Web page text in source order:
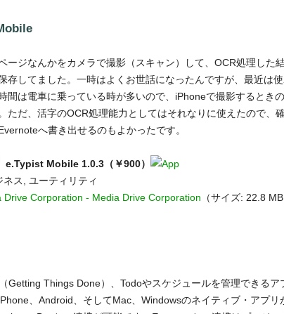
ージなんかをカメラで撮影（スキャン）して、OCR処理した
存してました。一時はよくお世話になったんですが、最近は
間は電車に乗っている時が多いので、iPhoneで撮影するとき
ただ、活字のOCR処理能力としてはそれなりに使えたので、
へ書き出せるのもよかったです。
e.Typist Mobile 1.0.3（￥900）
ス, ユーティリティ
Drive Corporation - Media Drive Corporation （サイズ: 22.8 MB
Getting Things Done）、Todoやスケジュールを管理できるア
、Android、そしてMac、Windowsのネイティブ・アプリ